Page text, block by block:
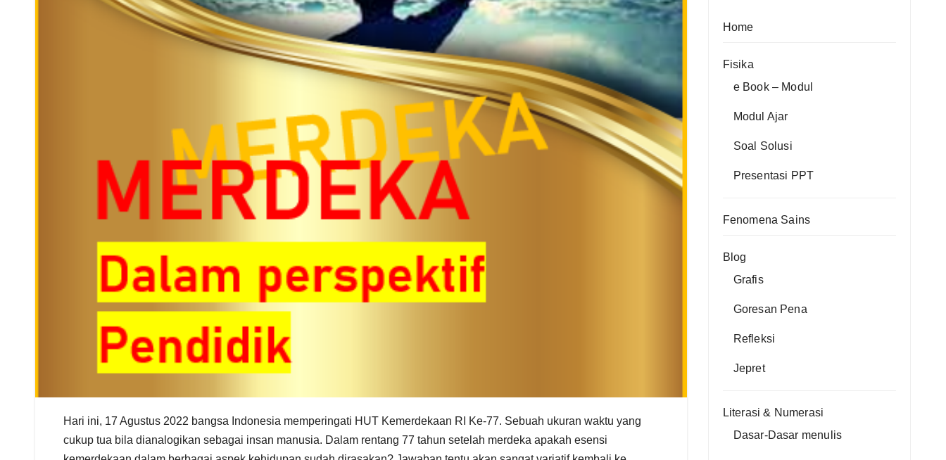
Hari ini, 17 Agustus 2022 bangsa Indonesia memperingati HUT Kemerdekaan RI Ke-77. Sebuah ukuran waktu yang
cukup tua bila dianalogikan sebagai insan manusia. Dalam rentang 77 tahun setelah merdeka apakah esensi
Home
Fisika
e Book – Modul
Modul Ajar
Soal Solusi
Presentasi PPT
Fenomena Sains
Blog
Grafis
Goresan Pena
Refleksi
Jepret
Literasi & Numerasi
Dasar-Dasar menulis